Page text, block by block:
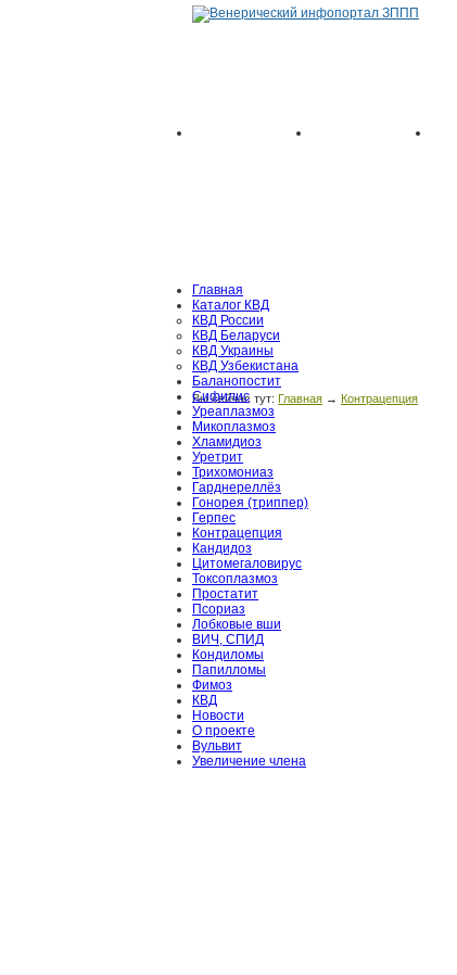
Главная
Каталог КВД
КВД России
КВД Беларуси
КВД Украины
КВД Узбекистана
Баланопостит
Сифилис
Уреаплазмоз
Микоплазмоз
Хламидиоз
Уретрит
Трихомониаз
Гарднереллёз
Гонорея (триппер)
Герпес
Контрацепция
Кандидоз
Цитомегаловирус
Токсоплазмоз
Простатит
Псориаз
Лобковые вши
ВИЧ, СПИД
Кондиломы
Папилломы
Фимоз
КВД
Новости
О проекте
Вульвит
Увеличение члена
Вы сейчас тут: Главная → Контрацепция